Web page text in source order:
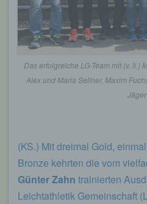
Das erfolgreiche LG-Team mit (v. li.)
Alex und Maria Sellner, Maxim
Jäger
(KS.) Mit dreimal Gold,
Bronze kehrten die vom
Günter Zahn trainierten
Leichtathletik Gemeinschaft